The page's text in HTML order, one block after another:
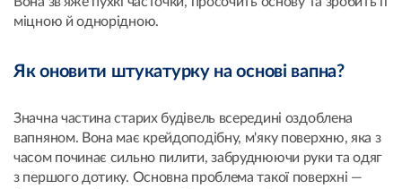
міцною й однорідною.
Як оновити штукатурку на основі вапна?
Значна частина старих будівель всередині оздоблена
вапняном. Вона має крейдоподібну, м'яку поверхню, яка з
часом починає сильно пилити, забруднюючи руки та одяг
з першого дотику. Основна проблема такої поверхні —